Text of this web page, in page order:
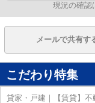
現況の確認
メールで共有す
こだわり特集
貸家・戸建｜【賃貸】不